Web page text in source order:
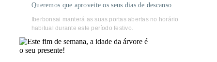
Queremos que aproveite os seus dias de descanso.
Iberbonsai manterá as suas portas abertas no horário
habitual durante este período festivo.